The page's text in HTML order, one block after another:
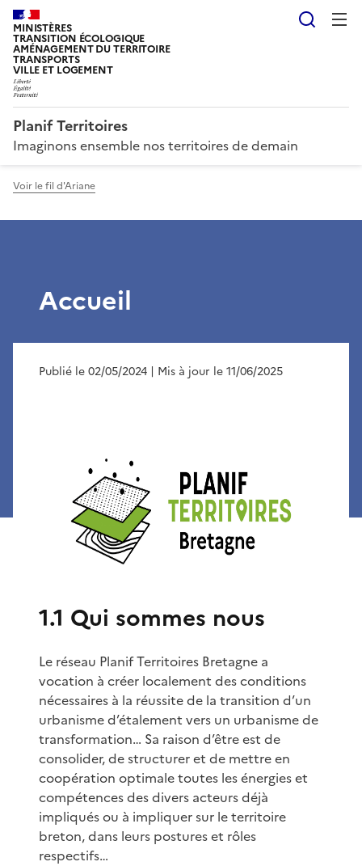
MINISTÈRES
TRANSITION ÉCOLOGIQUE
AMÉNAGEMENT DU TERRITOIRE
TRANSPORTS
VILLE ET LOGEMENT
Planif Territoires
Imaginons ensemble nos territoires de demain
Voir le fil d'Ariane
Accueil
Publié le 02/05/2024 | Mis à jour le 11/06/2025
1.1 Qui sommes nous
Le réseau Planif Territoires Bretagne a
vocation à créer localement des conditions
nécessaires à la réussite de la transition d’un
urbanisme d’étalement vers un urbanisme de
transformation… Sa raison d’être est de
consolider, de structurer et de mettre en
coopération optimale toutes les énergies et
compétences des divers acteurs déjà
impliqués ou à impliquer sur le territoire
breton, dans leurs postures et rôles
respectifs…